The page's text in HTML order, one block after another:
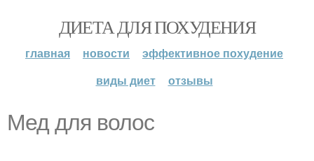
ДИЕТА ДЛЯ ПОХУДЕНИЯ
главная новости
эффективное похудение
виды диет
отзывы
Мед для волос